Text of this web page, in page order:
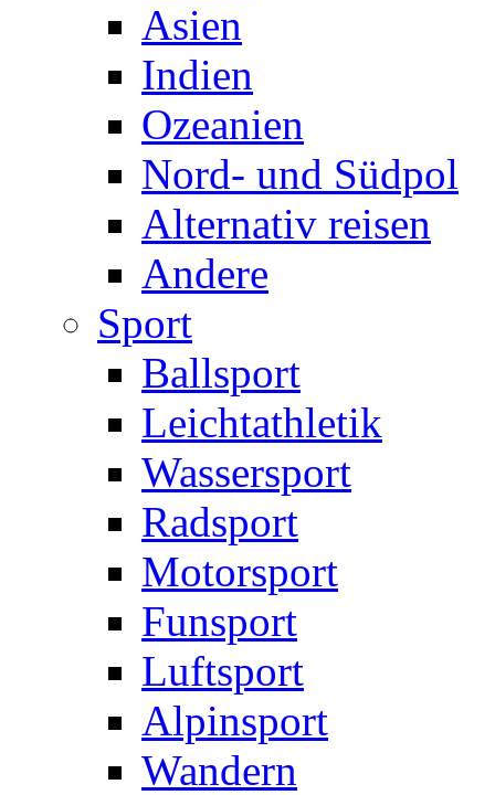
Asien
Indien
Ozeanien
Nord- und Südpol
Alternativ reisen
Andere
Sport
Ballsport
Leichtathletik
Wassersport
Radsport
Motorsport
Funsport
Luftsport
Alpinsport
Wandern